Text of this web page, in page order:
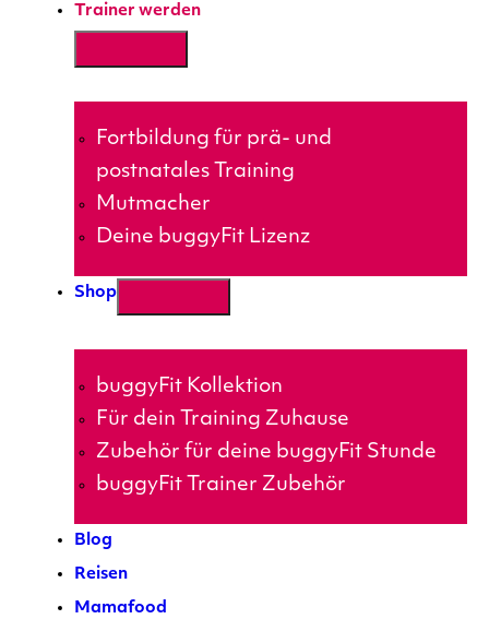
Trainer werden
Fortbildung für prä- und
postnatales Training
Mutmacher
Deine buggyFit Lizenz
Shop
buggyFit Kollektion
Für dein Training Zuhause
Zubehör für deine buggyFit Stunde
buggyFit Trainer Zubehör
Blog
Reisen
Mamafood